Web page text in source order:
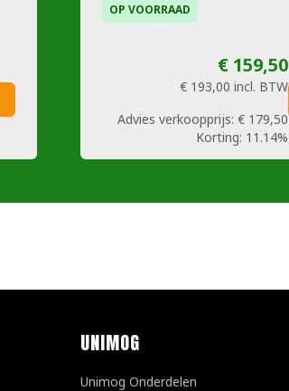
OP VOORRAAD
€ 159,50
€ 193,00 incl. BTW
Advies verkoopprijs: € 179,50
Korting: 11.14%
UNIMOG
Unimog Onderdelen